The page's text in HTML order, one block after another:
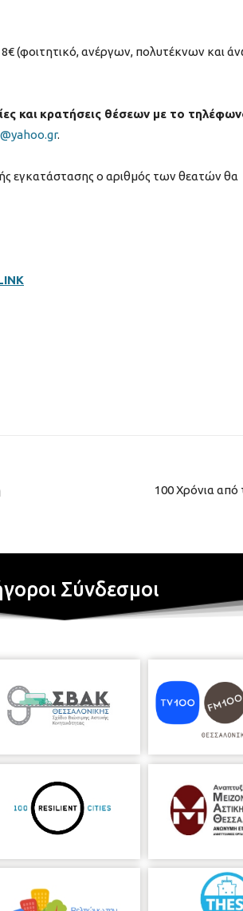
(φοιτητικό, ανέργων, πολυτέκνων και
και κρατήσεις θέσεων με το
.
εγκατάστασης ο αριθμός των θεατών θα
100 Χρόνια από
Σύνδεσμοι